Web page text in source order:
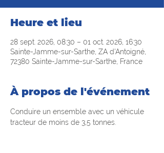
Heure et lieu
28 sept. 2026, 08:30 – 01 oct. 2026, 16:30
Sainte-Jamme-sur-Sarthe, ZA d'Antoigné,
72380 Sainte-Jamme-sur-Sarthe, France
À propos de l'événement
Conduire un ensemble avec un véhicule
tracteur de moins de 3,5 tonnes.